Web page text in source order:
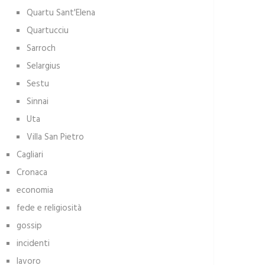
Quartu Sant'Elena
Quartucciu
Sarroch
Selargius
Sestu
Sinnai
Uta
Villa San Pietro
Cagliari
Cronaca
economia
fede e religiosità
gossip
incidenti
lavoro